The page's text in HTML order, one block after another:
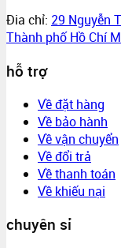
Đia chỉ: 29 Nguyễn
Thành phố Hồ Chí
hỗ trợ
Về đặt hàng
Về bảo hành
Về vận chuyển
Về đổi trả
Về thanh toán
Về khiếu nại
chuyên sỉ